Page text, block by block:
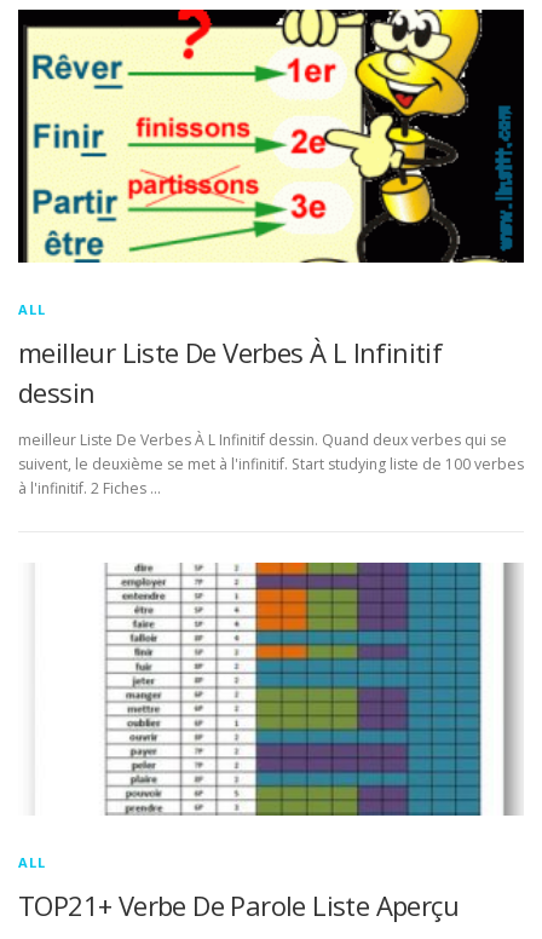
ALL
meilleur Liste De Verbes À L Infinitif
dessin
meilleur Liste De Verbes À L Infinitif dessin. Quand deux verbes qui se
suivent, le deuxième se met à l'infinitif. Start studying liste de 100 verbes
à l'infinitif. 2 Fiches …
ALL
TOP21+ Verbe De Parole Liste Aperçu